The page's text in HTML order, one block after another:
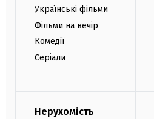
Українські фільми
Фільми на вечір
Комедії
Серіали
Нерухомість